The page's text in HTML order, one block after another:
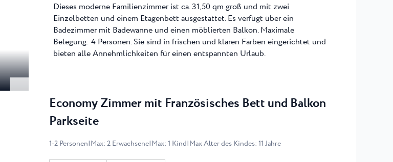
Dieses moderne Familienzimmer ist ca. 31,50 qm groß und mit zwei
Einzelbetten und einem Etagenbett ausgestattet. Es verfügt über ein
Badezimmer mit Badewanne und einen möblierten Balkon. Maximale
Belegung: 4 Personen. Sie sind in frischen und klaren Farben eingerichtet und
bieten alle Annehmlichkeiten für einen entspannten Urlaub.
Economy Zimmer mit Französisches Bett und Balkon
Parkseite
1-2 Personen|Max: 2 Erwachsene|Max: 1 Kind|Max Alter des Kindes: 11 Jahre